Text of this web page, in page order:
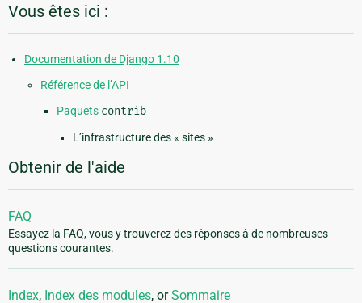
Vous êtes ici :
Documentation de Django 1.10
Référence de l’API
Paquets contrib
L’infrastructure des « sites »
Obtenir de l'aide
FAQ
Essayez la FAQ, vous y trouverez des réponses à de nombreuses
questions courantes.
Index, Index des modules, orSommaire